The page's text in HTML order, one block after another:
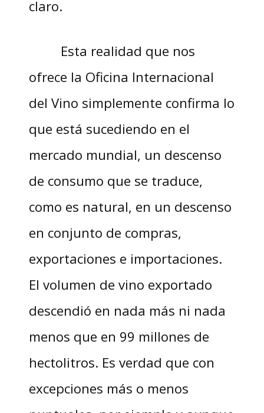
claro.
Esta realidad que nos
ofrece la Oficina Internacional
del Vino simplemente confirma lo
que está sucediendo en el
mercado mundial, un descenso
de consumo que se traduce,
como es natural, en un descenso
en conjunto de compras,
exportaciones e importaciones.
El volumen de vino exportado
descendió en nada más ni nada
menos que en 99 millones de
hectolitros. Es verdad que con
excepciones más o menos